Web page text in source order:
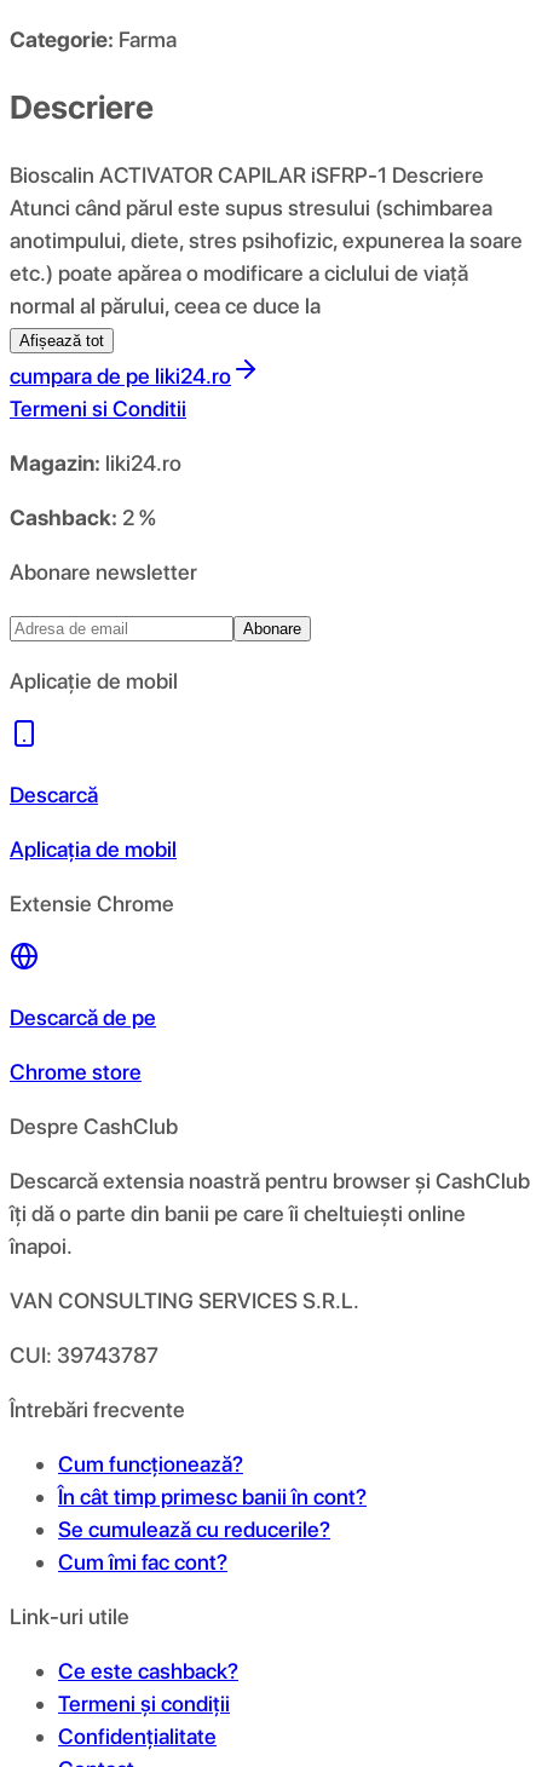
Categorie: Farma
Descriere
Bioscalin ACTIVATOR CAPILAR iSFRP-1 Descriere
Atunci când părul este supus stresului (schimbarea
anotimpului, diete, stres psihofizic, expunerea la soare
etc.) poate apărea o modificare a ciclului de viață
normal al părului, ceea ce duce la
Afișează tot
cumpara de pe liki24.ro
Termeni si Conditii
Magazin: liki24.ro
Cashback: 2 %
Abonare newsletter
Abonare
Aplicație de mobil
Descarcă
Aplicația de mobil
Extensie Chrome
Descarcă de pe
Chrome store
Despre CashClub
Descarcă extensia noastră pentru browser și CashClub
îți dă o parte din banii pe care îi cheltuiești online
înapoi.
VAN CONSULTING SERVICES S.R.L.
CUI: 39743787
Întrebări frecvente
Cum funcționează?
În cât timp primesc banii în cont?
Se cumulează cu reducerile?
Cum îmi fac cont?
Link-uri utile
Ce este cashback?
Termeni și condiții
Confidențialitate